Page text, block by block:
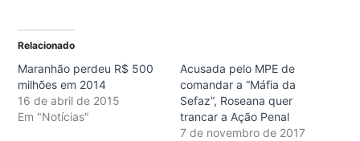
Relacionado
Maranhão perdeu R$ 500
milhões em 2014
16 de abril de 2015
Em "Notícias"
Acusada pelo MPE de
comandar a “Máfia da
Sefaz”, Roseana quer
trancar a Ação Penal
7 de novembro de 2017